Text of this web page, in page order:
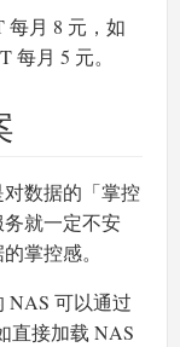
每月 8 元，如
月 5 元。
数据的「掌控
就一定不安
掌控感。
NAS 可以通过
直接加载 NAS